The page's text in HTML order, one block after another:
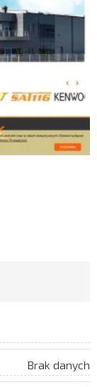
Brak danych